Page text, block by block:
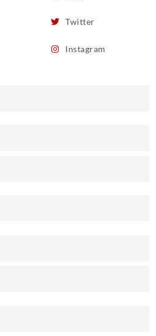
Twitter
Instagram